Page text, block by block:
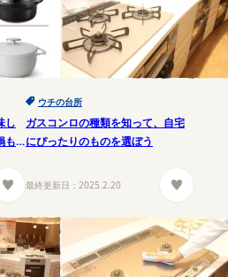
し
も
ウチの台所
ガスコンロの種類を知って、自宅
にぴったりのものを選ぼう
最終更新日： 2025.2.20